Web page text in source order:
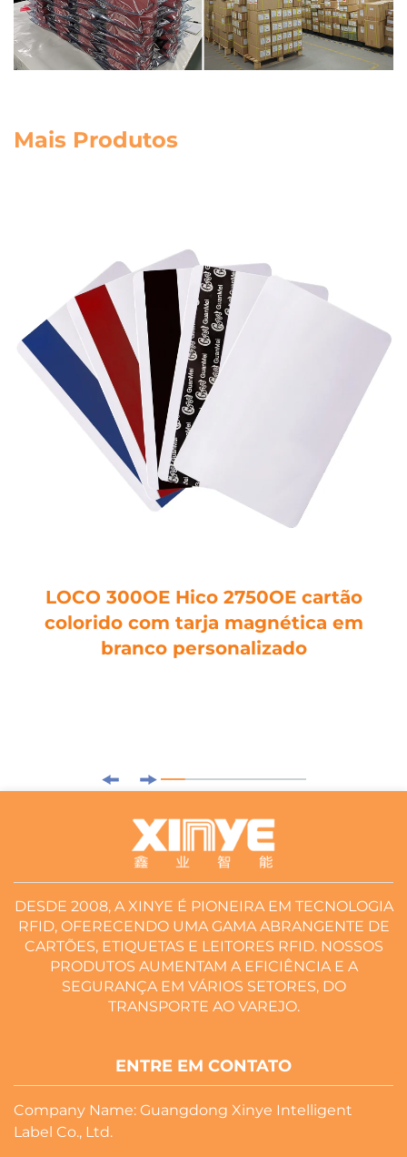
Mais Produtos
LOCO 300OE Hico 2750OE cartão
colorido com tarja magnética em
branco personalizado
DESDE 2008, A XINYE É PIONEIRA EM TECNOLOGIA
RFID, OFERECENDO UMA GAMA ABRANGENTE DE
CARTÕES, ETIQUETAS E LEITORES RFID. NOSSOS
PRODUTOS AUMENTAM A EFICIÊNCIA E A
SEGURANÇA EM VÁRIOS SETORES, DO
TRANSPORTE AO VAREJO.
ENTRE EM CONTATO
Company Name: Guangdong Xinye Intelligent
Label Co., Ltd.